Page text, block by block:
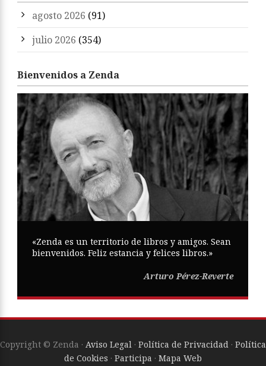
agosto 2026 (91)
julio 2026 (354)
Bienvenidos a Zenda
«Zenda es un territorio de libros y amigos. Sean
bienvenidos. Feliz estancia y felices libros.»
Arturo Pérez-Reverte
Copyright © Zenda · Aviso Legal · Política de Privacidad · Política
de Cookies · Participa · Mapa Web